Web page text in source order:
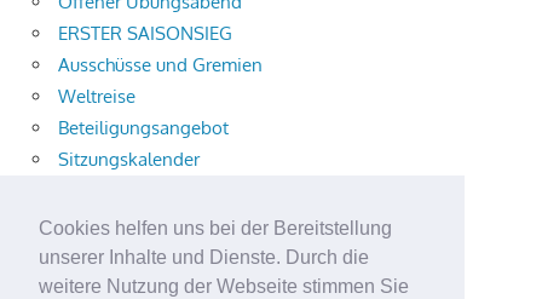
Cookies helfen uns bei der Bereitstellung
unserer Inhalte und Dienste. Durch die
weitere Nutzung der Webseite stimmen Sie
ERSTER SAISONSIEG
Ausschüsse und Gremien
Weltreise
Beteiligungsangebot
Sitzungskalender
873 freie Ausbildungsplätze
Bühnenstück
Aktuelle Verkehrsmeldungen